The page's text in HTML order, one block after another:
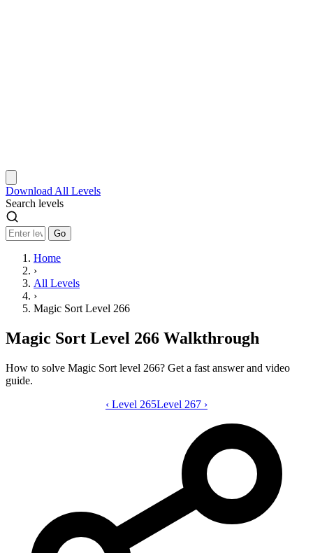
Download All Levels
Search levels
Go
Home
›
All Levels
›
Magic Sort Level 266
Magic Sort Level 266 Walkthrough
How to solve Magic Sort level 266? Get a fast answer and video
guide.
Magic Sort level 266 video guide
‹ Level 265Level 267 ›